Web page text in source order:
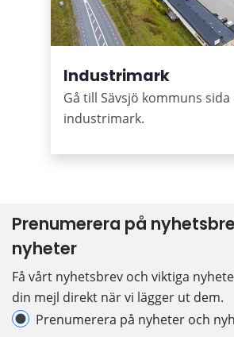
Industrimark
Gå till Sävsjö kommuns sida
industrimark.
Prenumerera på
nyheter
Få vårt nyhetsbrev och viktiga
din mejl direkt när vi lägger ut dem.
Hantera prenumeration
Prenumerera på nyheter och